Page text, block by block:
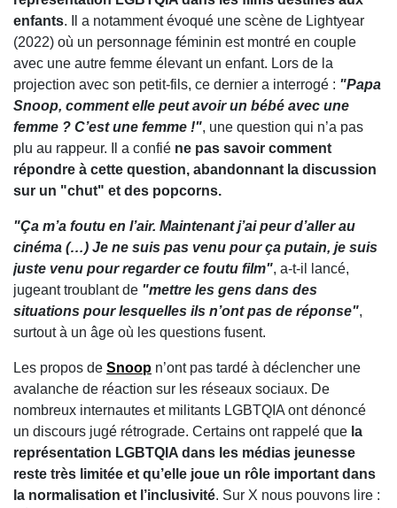
enfants. Il a notamment évoqué une scène de Lightyear
(2022) où un personnage féminin est montré en couple
avec une autre femme élevant un enfant. Lors de la
projection avec son petit-fils, ce dernier a interrogé : "Papa
Snoop, comment elle peut avoir un bébé avec une
femme ? C’est une femme !", une question qui n’a pas
plu au rappeur. Il a confié ne pas savoir comment
répondre à cette question, abandonnant la discussion
sur un "chut" et des popcorns.
"Ça m’a foutu en l’air. Maintenant j’ai peur d’aller au
cinéma (…) Je ne suis pas venu pour ça putain, je suis
juste venu pour regarder ce foutu film", a-t-il lancé,
jugeant troublant de "mettre les gens dans des
situations pour lesquelles ils n’ont pas de réponse",
surtout à un âge où les questions fusent.
Les propos de Snoop n’ont pas tardé à déclencher une
avalanche de réaction sur les réseaux sociaux. De
nombreux internautes et militants LGBTQIA ont dénoncé
un discours jugé rétrograde. Certains ont rappelé que la
représentation LGBTQIA dans les médias jeunesse
reste très limitée et qu’elle joue un rôle important dans
la normalisation et l’inclusivité. Sur X nous pouvons lire :